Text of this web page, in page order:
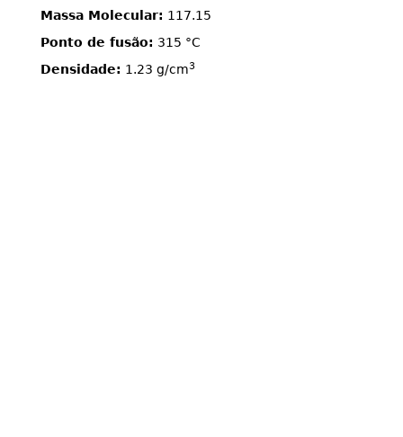
Massa Molecular: 117.15
Ponto de fusão: 315 °C
Densidade: 1.23 g/cm3